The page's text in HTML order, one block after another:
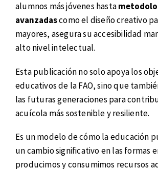
alumnos más jóvenes hasta
avanzadascomo el diseño creativo
mayores, asegura su accesibilidad
alto nivel intelectual.
Esta publicación no solo apoya los
educativos de la FAO, sino que
las futuras generaciones para
acuícola más sostenible y resiliente.
Es un modelo de cómo la educación
un cambio significativo en las formas
producimos y consumimos recursos